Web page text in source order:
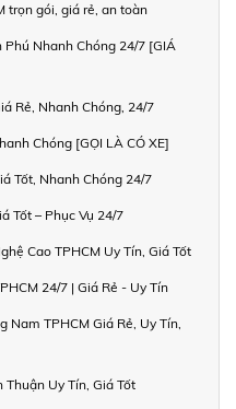
trọn gói, giá rẻ, an toàn
Phú Nhanh Chóng 24/7 [GIÁ
Rẻ, Nhanh Chóng, 24/7
Chóng [GỌI LÀ CÓ XE]
Tốt, Nhanh Chóng 24/7
Tốt – Phục Vụ 24/7
Cao TPHCM Uy Tín, Giá Tốt
24/7 | Giá Rẻ - Uy Tín
Nam TPHCM Giá Rẻ, Uy Tín,
Thuận Uy Tín, Giá Tốt